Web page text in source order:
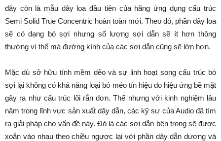
đây còn là mẫu dây loa đầu tiên của hãng ứng dụng cấu trúc
Semi Solid True Concentric hoàn toàn mới. Theo đó, phần dây loa
sẽ có dạng bó sợi nhưng số lượng sợi dẫn sẽ ít hơn thông
thường vì thế mà đường kính của các sợi dẫn cũng sẽ lớn hơn.
Mặc dù sở hữu tính mềm dẻo và sự linh hoạt song cấu trúc bó
sợi lại không có khả năng loại bỏ méo tín hiệu do hiệu ứng bề mặt
gây ra như cấu trúc lõi rắn đơn. Thế nhưng với kinh nghiệm lâu
năm trong lĩnh vực sản xuất dây dẫn, các kỹ sư của Audio đã tìm
ra giải pháp cho vấn đề này. Đó là các sợi dẫn bên trong sẽ được
xoắn vào nhau theo chiều ngược lại với phần dây dẫn dương và